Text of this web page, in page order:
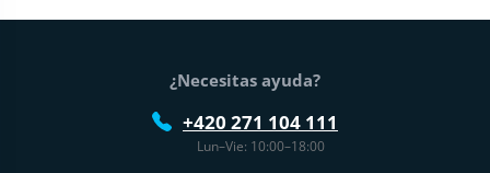
Pie de página
¿Necesitas ayuda?
+420 271 104 111
Lun–Vie: 10:00–18:00